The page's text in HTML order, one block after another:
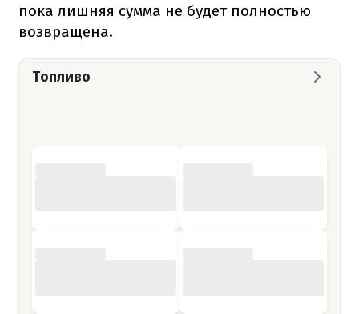
пока лишняя сумма не будет полностью
возвращена.
Топливо